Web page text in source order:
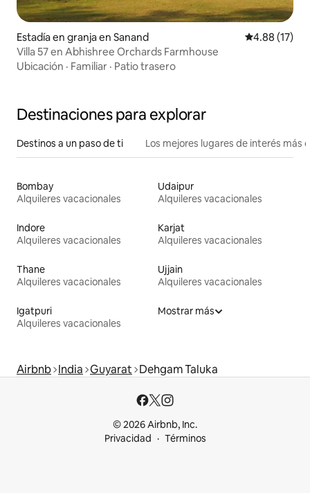
Estadía en granja en Sanand Calificación
4.88 (17)
Villa 57 en Abhishree Orchards Farmhouse
Ubicación · Familiar · Patio trasero
Destinaciones para explorar
Destinos a un paso de ti Los mejores lugares de interés más
Bombay
Alquileres vacacionales
Udaipur
Alquileres vacacionales
Indore
Alquileres vacacionales
Karjat
Alquileres vacacionales
Thane
Alquileres vacacionales
Ujjain
Alquileres vacacionales
Igatpuri
Alquileres vacacionales
Mostrar más
Airbnb India Guyarat Dehgam Taluka
© 2026 Airbnb, Inc.
Privacidad
Términos